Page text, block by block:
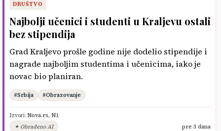
DRUŠTVO
Najbolji učenici i studenti u Kraljevu ostali
bez stipendija
Grad Kraljevo prošle godine nije dodelio stipendije i
nagrade najboljim studentima i učenicima, iako je
novac bio planiran.
#Srbija #Obrazovanje
Izvori: Nova.rs, N1
✦ Obrađeno AI
pre 3 dana